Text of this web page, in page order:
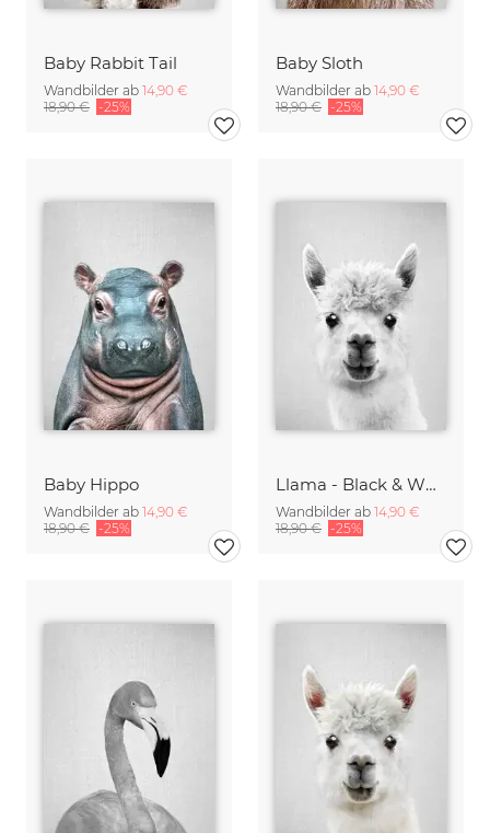
Baby Rabbit Tail
Wandbilder ab 14,90 €
18,90 € -25%
Baby Sloth
Wandbilder ab 14,90 €
18,90 € -25%
Baby Hippo
Wandbilder ab 14,90 €
18,90 € -25%
Llama - Black & White
Wandbilder ab 14,90 €
18,90 € -25%